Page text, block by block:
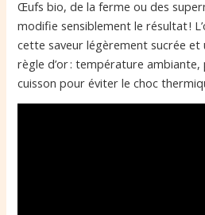
Œufs bio, de la ferme ou des
modifie sensiblement le résultat !
cette saveur légèrement sucrée
règle d’or : température
cuisson pour éviter le choc